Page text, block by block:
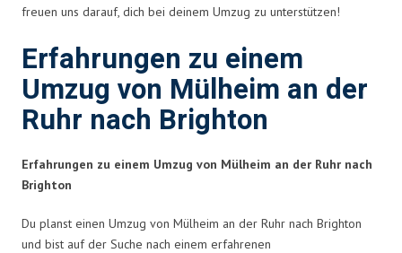
freuen uns darauf, dich bei deinem Umzug zu unterstützen!
Erfahrungen zu einem
Umzug von Mülheim an der
Ruhr nach Brighton
Erfahrungen zu einem Umzug von Mülheim an der Ruhr nach
Brighton
Du planst einen Umzug von Mülheim an der Ruhr nach Brighton
und bist auf der Suche nach einem erfahrenen